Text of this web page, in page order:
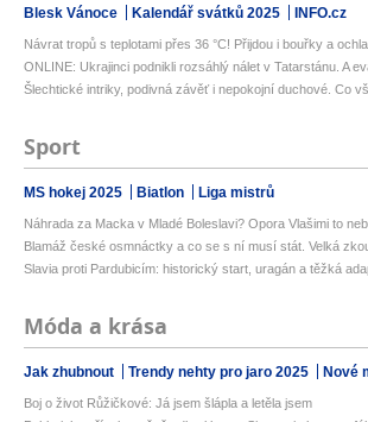
Blesk Vánoce Kalendář svátků 2025 INFO.cz
Návrat tropů s teplotami přes 36 °C! Přijdou i bouřky a
ONLINE: Ukrajinci podnikli rozsáhlý nálet v Tatarstánu. A
Šlechtické intriky, podivná závěť i nepokojní duchové. Co
Sport
MS hokej 2025 Biatlon Liga mistrů
Náhrada za Macka v Mladé Boleslavi? Opora Vlašimi to
Blamáž české osmnáctky a co se s ní musí stát. Velká
Slavia proti Pardubicím: historický start, uragán a těžká
Móda a krása
Jak zhubnout Trendy nehty pro jaro 2025 Nové
Boj o život Růžičkové: Já jsem šlápla a letěla jsem